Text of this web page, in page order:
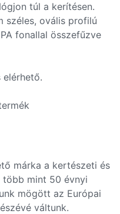
túl a kerítésen.
széles, ovális profilú
fonallal összefűzve
elérhető.
márka a kertészeti és
több mint 50 évnyi
mögött az Európai
váltunk.